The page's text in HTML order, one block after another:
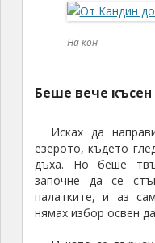
На кон
Беше вече
Исках да
езерото, където
дъха. Но беше
започне да се
палатките, и аз
нямах избор освен